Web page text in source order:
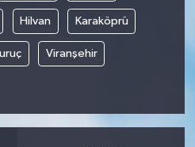
Hilvan Karaköprü
Viranşehir